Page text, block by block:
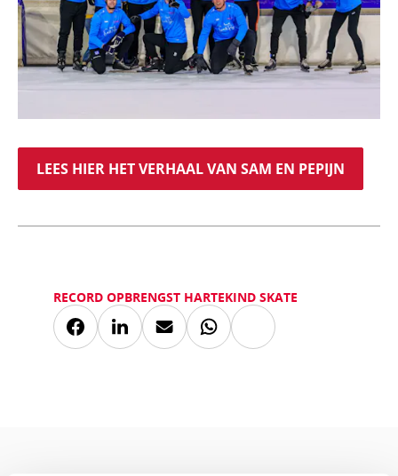
LEES HIER HET VERHAAL VAN SAM EN PEPIJN
RECORD OPBRENGST HARTEKIND SKATE
Deel
Deel
Deel
Deel
Kopieer